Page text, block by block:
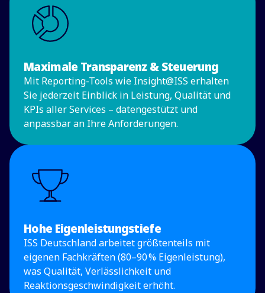
Maximale Transparenz & Steuerung
Mit Reporting-Tools wie Insight@ISS erhalten
Sie jederzeit Einblick in Leistung, Qualität und
KPIs aller Services – datengestützt und
anpassbar an Ihre Anforderungen.
Hohe Eigenleistungstiefe
ISS Deutschland arbeitet größtenteils mit
eigenen Fachkräften (80–90% Eigenleistung),
was Qualität, Verlässlichkeit und
Reaktionsgeschwindigkeit erhöht.